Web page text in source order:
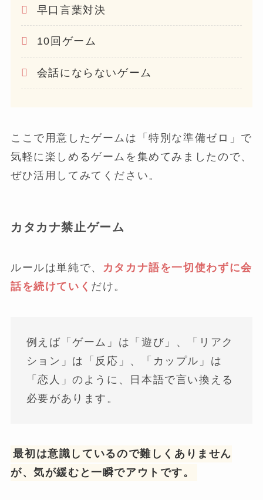
早口言葉対決
10回ゲーム
会話にならないゲーム
ここで用意したゲームは「特別な準備ゼロ」で
気軽に楽しめるゲームを集めてみましたので、
ぜひ活用してみてください。
カタカナ禁止ゲーム
ルールは単純で、
カタカナ語を一切使わずに会
話を続けていく だけ。
例えば「ゲーム」は「遊び」、「リアク
ション」は「反応」、「カップル」は
「恋人」のように、日本語で言い換える
必要があります。
最初は意識しているので難しくありません
が、気が緩むと一瞬でアウトです。